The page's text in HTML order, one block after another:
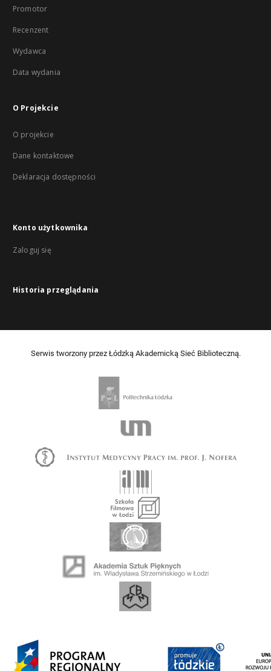
Promotor
Recenzent
Wydawca
Data wydania
O Projekcie
O projekcie
Dane kontaktowe
Deklaracja dostępności
Konto użytkownika
Zaloguj się
Historia przeglądania
Serwis tworzony przez Łódzką Akademicką Sieć Biblioteczną.